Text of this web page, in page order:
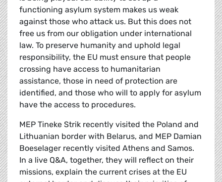
functioning asylum system makes us weak
against those who attack us. But this does not
free us from our obligation under international
law. To preserve humanity and uphold legal
responsibility, the EU must ensure that people
crossing have access to humanitarian
assistance, those in need of protection are
identified, and those who will to apply for asylum
have the access to procedures.
MEP Tineke Strik recently visited the Poland and
Lithuanian border with Belarus, and MEP Damian
Boeselager recently visited Athens and Samos.
In a live Q&A, together, they will reflect on their
missions, explain the current crises at the EU